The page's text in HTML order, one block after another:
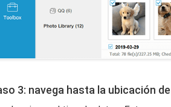
3: navega hasta la ubicación